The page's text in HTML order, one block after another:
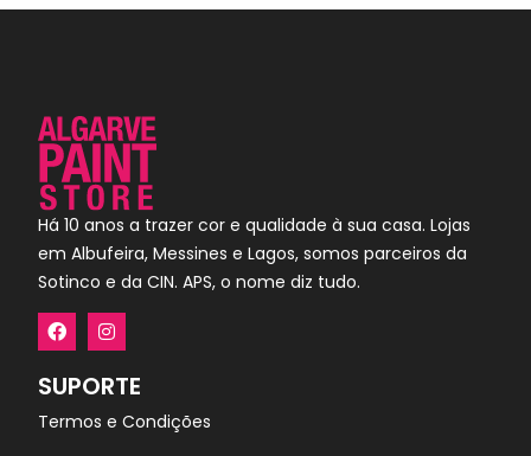
Há 10 anos a trazer cor e qualidade à sua casa. Lojas
em Albufeira, Messines e Lagos, somos parceiros da
Sotinco e da CIN. APS, o nome diz tudo.
SUPORTE
Termos e Condições